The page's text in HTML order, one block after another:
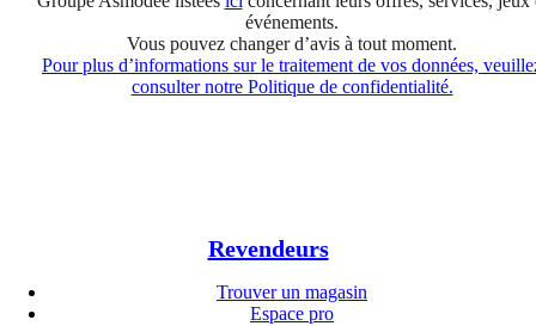
événements.
Vous pouvez changer d’avis à tout moment.
Pour plus d’informations sur le traitement de vos données,
consulter notre Politique de confidentialité.
Revendeurs
Trouver un magasin
Espace pro